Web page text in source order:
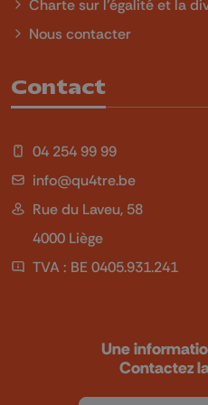
Charte sur l'égalité et la
Nous contacter
Contact
04 254 99 99
info@qu4tre.be
Rue du Laveu, 58
4000 Liège
TVA : BE 0405.931.241
Une
Contactez